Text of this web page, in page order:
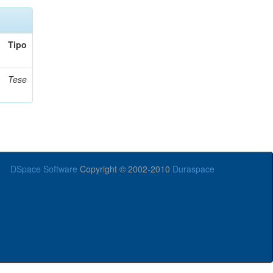
Tipo
Tese
DSpace Software Copyright © 2002-2010 Duraspace